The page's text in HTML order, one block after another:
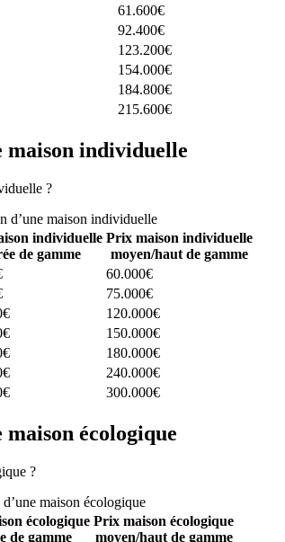
61.600€
92.400€
123.200€
154.000€
184.800€
215.600€
individuelle
?
d’une maison individuelle
individuelle
de gamme
Prix maison individuelle
moyen/haut de gamme
60.000€
75.000€
120.000€
150.000€
180.000€
240.000€
300.000€
écologique
?
maison écologique
écologique
de gamme
Prix maison écologique
moyen/haut de gamme